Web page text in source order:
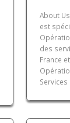
About
est
des
France